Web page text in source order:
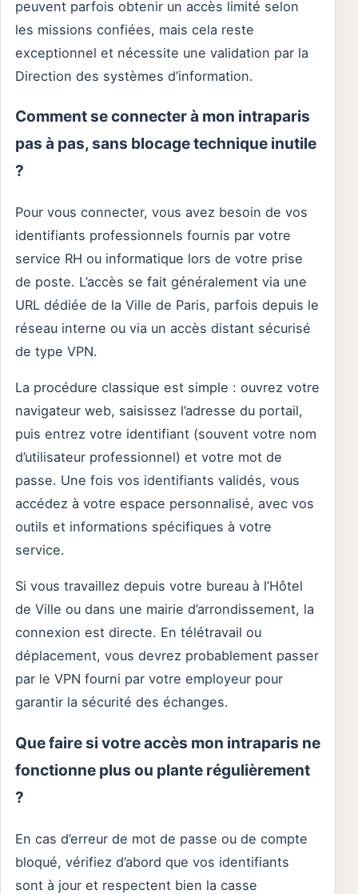
peuvent parfois obtenir un accès limité selon
les missions confiées, mais cela reste
exceptionnel et nécessite une validation par la
Direction des systèmes d’information.
Comment se connecter à mon intraparis
pas à pas, sans blocage technique inutile
?
Pour vous connecter, vous avez besoin de vos
identifiants professionnels fournis par votre
service RH ou informatique lors de votre prise
de poste. L’accès se fait généralement via une
URL dédiée de la Ville de Paris, parfois depuis le
réseau interne ou via un accès distant sécurisé
de type VPN.
La procédure classique est simple : ouvrez votre
navigateur web, saisissez l’adresse du portail,
puis entrez votre identifiant (souvent votre nom
d’utilisateur professionnel) et votre mot de
passe. Une fois vos identifiants validés, vous
accédez à votre espace personnalisé, avec vos
outils et informations spécifiques à votre
service.
Si vous travaillez depuis votre bureau à l’Hôtel
de Ville ou dans une mairie d’arrondissement, la
connexion est directe. En télétravail ou
déplacement, vous devrez probablement passer
par le VPN fourni par votre employeur pour
garantir la sécurité des échanges.
Que faire si votre accès mon intraparis ne
fonctionne plus ou plante régulièrement
?
En cas d’erreur de mot de passe ou de compte
bloqué, vérifiez d’abord que vos identifiants
sont à jour et respectent bien la casse